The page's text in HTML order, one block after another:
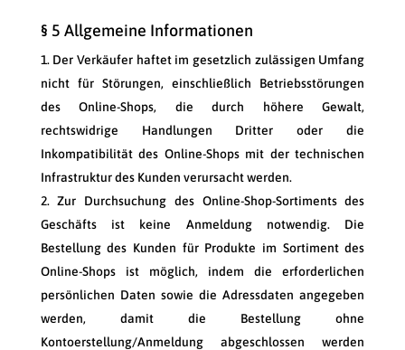
§ 5 Allgemeine Informationen
Der Verkäufer haftet im gesetzlich zulässigen Umfang
nicht für Störungen, einschließlich Betriebsstörungen
des Online-Shops, die durch höhere Gewalt,
rechtswidrige Handlungen Dritter oder die
Inkompatibilität des Online-Shops mit der technischen
Infrastruktur des Kunden verursacht werden.
Zur Durchsuchung des Online-Shop-Sortiments des
Geschäfts ist keine Anmeldung notwendig. Die
Bestellung des Kunden für Produkte im Sortiment des
Online-Shops ist möglich, indem die erforderlichen
persönlichen Daten sowie die Adressdaten angegeben
werden, damit die Bestellung ohne
Kontoerstellung/Anmeldung abgeschlossen werden